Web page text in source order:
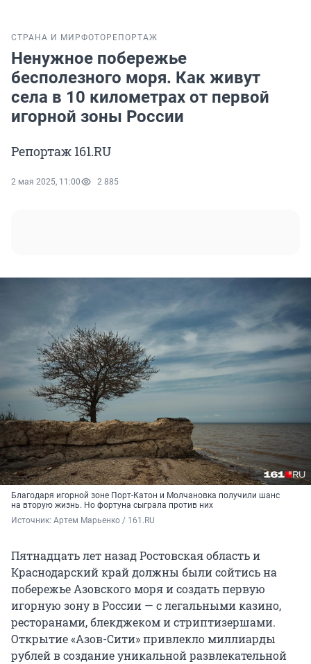
СТРАНА И МИРФОТОРЕПОРТАЖ
Ненужное побережье
бесполезного моря. Как живут
села в 10 километрах от первой
игорной зоны России
Репортаж 161.RU
2 мая 2025, 11:00 2 885
Благодаря игорной зоне Порт-Катон и Молчановка получили шанс
на вторую жизнь. Но фортуна сыграла против них
Источник: Артем Марьенко / 161.RU
Пятнадцать лет назад Ростовская область и
Краснодарский край должны были сойтись на
побережье Азовского моря и создать первую
игорную зону в России — с легальными казино,
ресторанами, блекджеком и стриптизершами.
Открытие «Азов-Сити» привлекло миллиарды
рублей в создание уникальной развлекательной